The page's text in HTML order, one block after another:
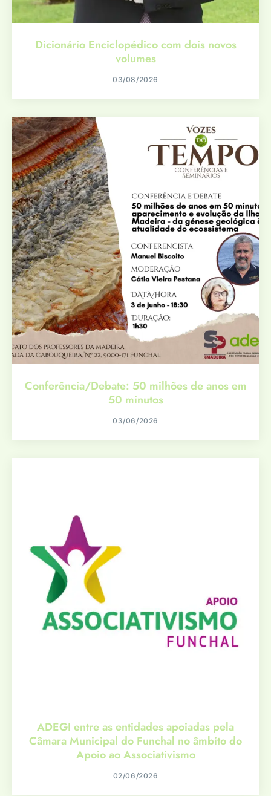
Dicionário Enciclopédico com dois novos
volumes
03/08/2026
Conferência/Debate: 50 milhões de anos em
50 minutos
03/06/2026
ADEGI entre as entidades apoiadas pela
Câmara Municipal do Funchal no âmbito do
Apoio ao Associativismo
02/06/2026